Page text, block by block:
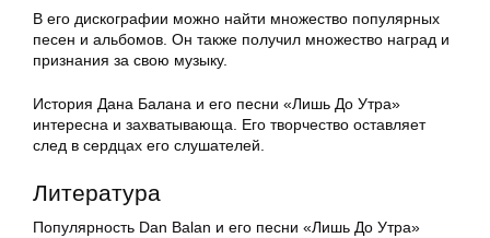
В его дискографии можно найти множество популярных
песен и альбомов. Он также получил множество наград и
признания за свою музыку.
История Дана Балана и его песни «Лишь До Утра»
интересна и захватывающа. Его творчество оставляет
след в сердцах его слушателей.
Литература
Популярность Dan Balan и его песни «Лишь До Утра»